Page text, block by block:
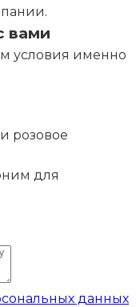
вами
условия именно
розовое
для
данных